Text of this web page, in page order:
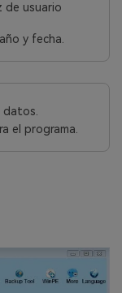
de usuario
y fecha.󠀲󠀡󠀩󠀣󠀢󠀢󠀤󠀢󠀦󠀳
datos.󠀲󠀡󠀩󠀣󠀢󠀢󠀤󠀢󠀨󠀳
el programa.